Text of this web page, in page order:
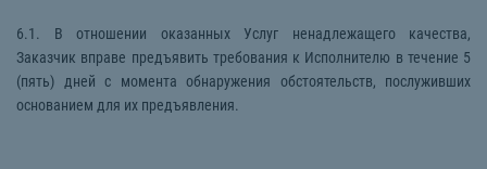
6.1. В отношении оказанных Услуг ненадлежащего качества,
Заказчик вправе предъявить требования к Исполнителю в течение 5
(пять) дней с момента обнаружения обстоятельств, послуживших
основанием для их предъявления.